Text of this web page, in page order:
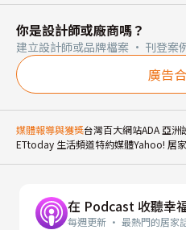
你是設計師或廠商嗎？
建立設計師或品牌檔案 · 刊登案
廣告
媒體報導與獲獎台灣百大網站ADA 亞洲
ETtoday 生活頻道特約媒體Yahoo! 居
在 Podcast 收聽幸
每週更新 · 最熱門的居家